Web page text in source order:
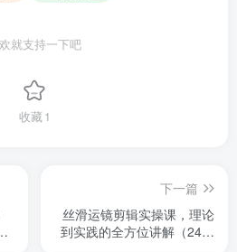
就支持一下吧
收藏 1
下一篇
丝滑运镜剪辑实操课，理论
到实践的全方位讲解（24节